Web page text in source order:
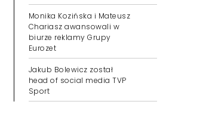
Monika Kozińska i Mateusz
Chariasz awansowali w
biurze reklamy Grupy
Eurozet
Jakub Bolewicz został
head of social media TVP
Sport